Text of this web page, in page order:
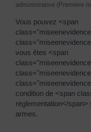
administrative (Première
Vous pouvez <span
vous êtes <span
condition de <span
réglementation</span>
armes.